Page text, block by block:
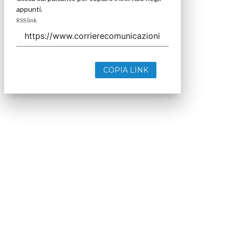
appunti.
RSS link
COPIA LINK